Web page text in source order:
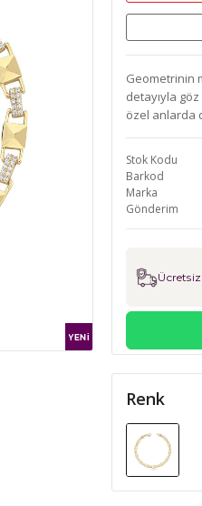
Geometrinin
detayıyla
özel anlarda
Stok Kodu
Barkod
Marka
Gönderim
Renk